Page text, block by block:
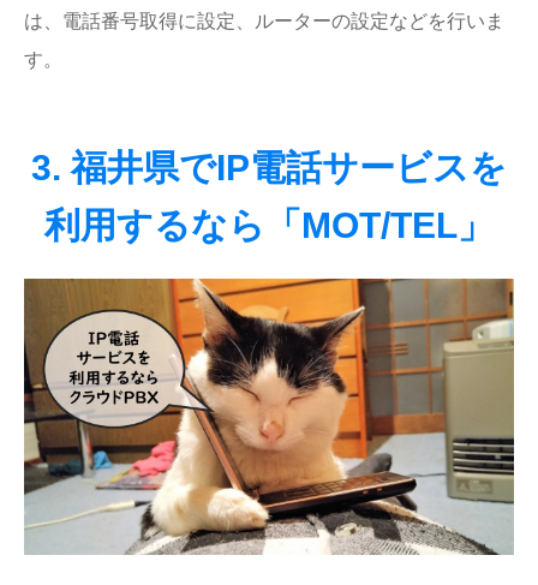
は、電話番号取得に設定、ルーターの設定などを行いま
す。
3. 福井県でIP電話サービスを
利用するなら「MOT/TEL」